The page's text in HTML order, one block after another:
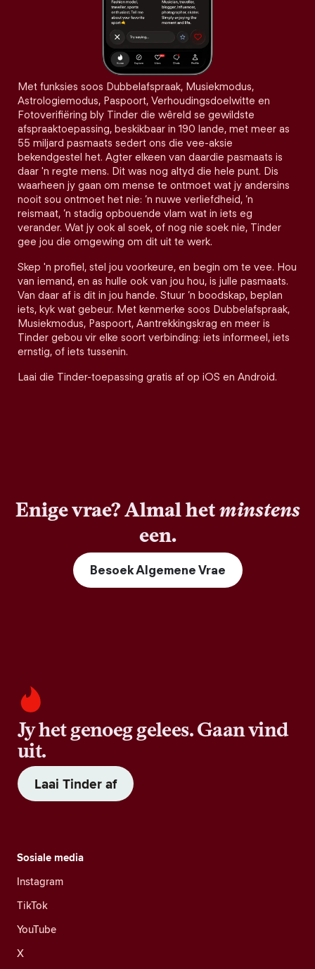
Met funksies soos Dubbelafspraak, Musiekmodus,
Astrologiemodus, Paspoort, Verhoudingsdoelwitte en
Fotoverifiëring bly Tinder die wêreld se gewildste
afspraaktoepassing, beskikbaar in 190 lande, met meer as
55 miljard pasmaats sedert ons die vee-aksie
bekendgestel het. Agter elkeen van daardie pasmaats is
daar 'n regte mens. Dit was nog altyd die hele punt. Dis
waarheen jy gaan om mense te ontmoet wat jy andersins
nooit sou ontmoet het nie: ’n nuwe verliefdheid, ’n
reismaat, ’n stadig opbouende vlam wat in iets eg
verander. Wat jy ook al soek, of nog nie soek nie, Tinder
gee jou die omgewing om dit uit te werk.
Skep 'n profiel, stel jou voorkeure, en begin om te vee. Hou
van iemand, en as hulle ook van jou hou, is julle pasmaats.
Van daar af is dit in jou hande. Stuur ’n boodskap, beplan
iets, kyk wat gebeur. Met kenmerke soos Dubbelafspraak,
Musiekmodus, Paspoort, Aantrekkingskrag en meer is
Tinder gebou vir elke soort verbinding: iets informeel, iets
ernstig, of iets tussenin.
Laai die Tinder-toepassing gratis af op iOS en Android.
Enige vrae? Almal hetminstens
een.
Besoek Algemene Vrae
Jy het genoeg gelees. Gaan vind
uit.
Laai Tinder af
Sosiale media
Instagram
TikTok
YouTube
X